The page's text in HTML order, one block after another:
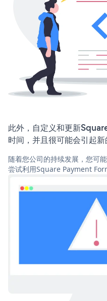
此外，自定义和更新
时间，并且很可能会引起新
随着您公司的持续发展，您可
尝试利用Square Payment